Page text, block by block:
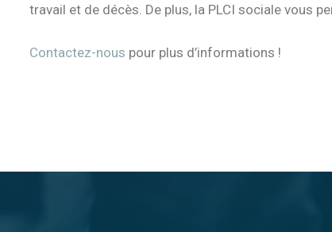
travail et de décès. De plus, la PLCI sociale vous
Contactez-nous pour plus d’informations !